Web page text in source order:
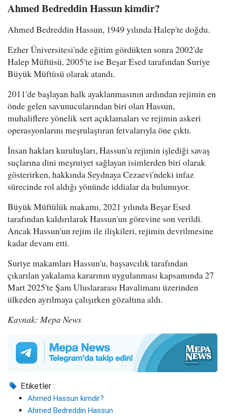
Ahmed Bedreddin Hassun kimdir?
Ahmed Bedreddin Hassun, 1949 yılında Halep'te doğdu.
Ezher Üniversitesi'nde eğitim gördükten sonra 2002'de
Halep Müftüsü, 2005'te ise Beşar Esed tarafından Suriye
Büyük Müftüsü olarak atandı.
2011'de başlayan halk ayaklanmasının ardından rejimin en
önde gelen savunucularından biri olan Hassun,
muhaliflere yönelik sert açıklamaları ve rejimin askeri
operasyonlarını meşrulaştıran fetvalarıyla öne çıktı.
İnsan hakları kuruluşları, Hassun'u rejimin işlediği savaş
suçlarına dini meşruiyet sağlayan isimlerden biri olarak
gösterirken, hakkında Seydnaya Cezaevi'ndeki infaz
sürecinde rol aldığı yönünde iddialar da bulunuyor.
Büyük Müftülük makamı, 2021 yılında Beşar Esed
tarafından kaldırılarak Hassun'un görevine son verildi.
Ancak Hassun'un rejim ile ilişkileri, rejimin devrilmesine
kadar devam etti.
Suriye makamları Hassun'u, başsavcılık tarafından
çıkarılan yakalama kararının uygulanması kapsamında 27
Mart 2025'te Şam Uluslararası Havalimanı üzerinden
ülkeden ayrılmaya çalışırken gözaltına aldı.
Kaynak: Mepa News
Etiketler :
Ahmed Hassun kimdir?
Ahmed Bedreddin Hassun